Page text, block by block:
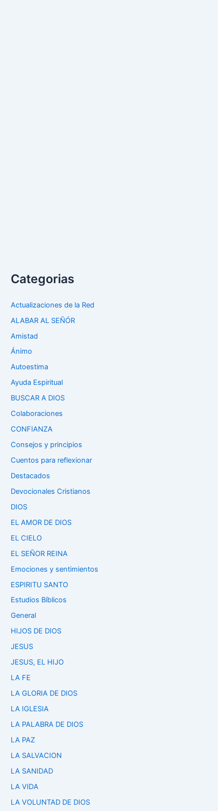
Categorias
Actualizaciones de la Red
ALABAR AL SEÑÓR
Amistad
Ánimo
Autoestima
Ayuda Espiritual
BUSCAR A DIOS
Colaboraciones
CONFIANZA
Consejos y principios
Cuentos para reflexionar
Destacados
Devocionales Cristianos
DIOS
EL AMOR DE DIOS
EL CIELO
EL SEÑOR REINA
Emociones y sentimientos
ESPIRITU SANTO
Estudios Bíblicos
General
HIJOS DE DIOS
JESUS
JESUS, EL HIJO
LA FE
LA GLORIA DE DIOS
LA IGLESIA
LA PALABRA DE DIOS
LA PAZ
LA SALVACION
LA SANIDAD
LA VIDA
LA VOLUNTAD DE DIOS